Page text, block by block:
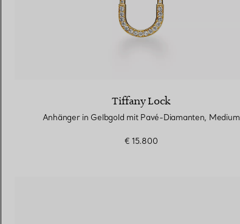
Tiffany Lock
Anhänger in Gelbgold mit Pavé-Diamanten, Medium
€ 15.800